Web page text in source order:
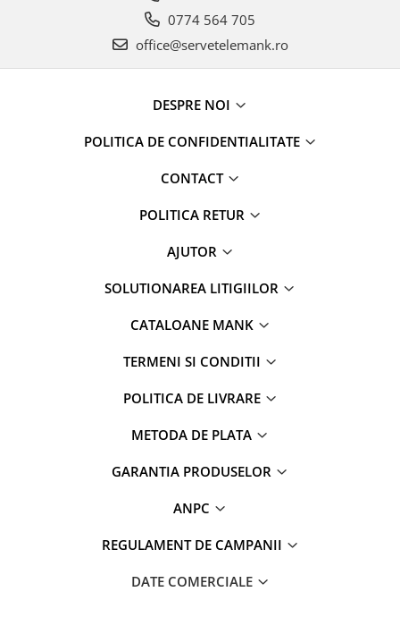
0774 564 705
office@servetelemank.ro
DESPRE NOI
POLITICA DE CONFIDENTIALITATE
CONTACT
POLITICA RETUR
AJUTOR
SOLUTIONAREA LITIGIILOR
CATALOANE MANK
TERMENI SI CONDITII
POLITICA DE LIVRARE
METODA DE PLATA
GARANTIA PRODUSELOR
ANPC
REGULAMENT DE CAMPANII
DATE COMERCIALE